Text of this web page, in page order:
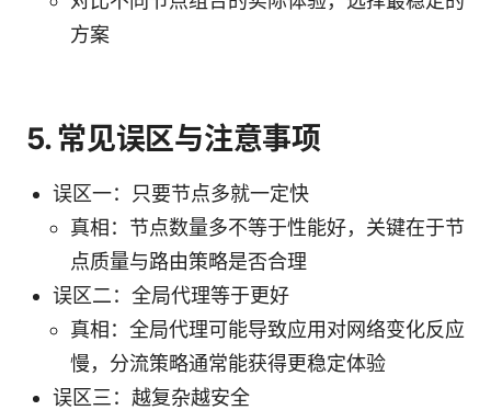
方案
5. 常见误区与注意事项
误区一：只要节点多就一定快
真相：节点数量多不等于性能好，关键在于节
点质量与路由策略是否合理
误区二：全局代理等于更好
真相：全局代理可能导致应用对网络变化反应
慢，分流策略通常能获得更稳定体验
误区三：越复杂越安全